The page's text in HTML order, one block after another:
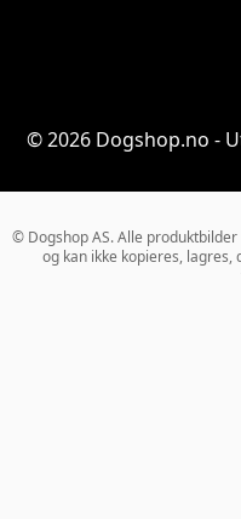
© 2026 Dogshop.no -
© Dogshop AS. Alle
og kan ikke kopieres,